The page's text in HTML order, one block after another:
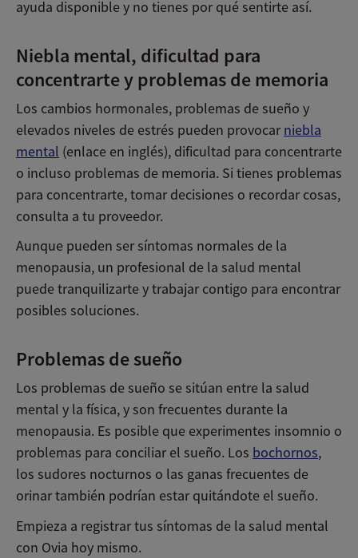
ayuda disponible y no tienes por qué sentirte así.
Niebla mental, dificultad para
concentrarte y problemas de memoria
Los cambios hormonales, problemas de sueño y
elevados niveles de estrés pueden provocar niebla
mental (enlace en inglés), dificultad para concentrarte
o incluso problemas de memoria. Si tienes problemas
para concentrarte, tomar decisiones o recordar cosas,
consulta a tu proveedor.
Aunque pueden ser síntomas normales de la
menopausia, un profesional de la salud mental
puede tranquilizarte y trabajar contigo para encontrar
posibles soluciones.
Problemas de sueño
Los problemas de sueño se sitúan entre la salud
mental y la física, y son frecuentes durante la
menopausia. Es posible que experimentes insomnio o
problemas para conciliar el sueño. Los bochornos,
los sudores nocturnos o las ganas frecuentes de
orinar también podrían estar quitándote el sueño.
Empieza a registrar tus síntomas de la salud mental
con Ovia hoy mismo.